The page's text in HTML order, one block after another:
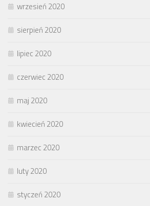
wrzesień 2020
sierpień 2020
lipiec 2020
czerwiec 2020
maj 2020
kwiecień 2020
marzec 2020
luty 2020
styczeń 2020